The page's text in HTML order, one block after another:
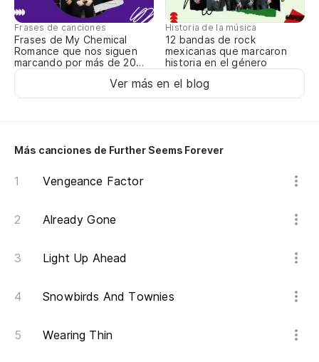
Frases de canciones
Frases de My Chemical
Romance que nos siguen
marcando por más de 20
años
Historia de la música
12 bandas de rock
mexicanas que marcaron
historia en el género
Ver más en el blog
Más canciones de Further Seems Forever
Vengeance Factor
Already Gone
Light Up Ahead
Snowbirds And Townies
Wearing Thin